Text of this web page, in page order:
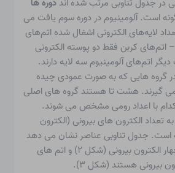
در جدول تناوبی مرتب شده انددوره ها
است. آلومینیوم در دوره سوم یافت می
لایه‌های الکترونی اشغال شده اتم‌های
کربن فقط دو پوسته الکترونی
اتم‌های آلومینیوم سه لایه دارند.
گروه هایی که به صورت عمودی چیده
می گیرند. هشت تا هستندگروه های اصلی
با اعداد رومی مشخص می شوند.
تعداد الکترون های بیرونی (الکترون
است. جدول تناوبی عناصر نشان می دهد
که اتم های کربن دارای چهار الکترون بیرونی (شکل ۲) و اتم های
بیرونی هستند (شکل ۳).